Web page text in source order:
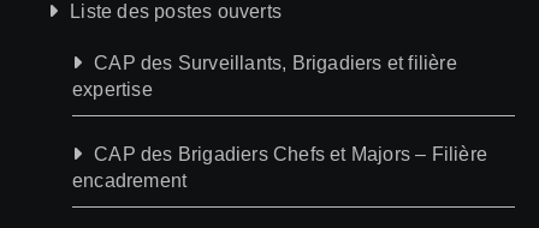
Liste des postes ouverts
CAP des Surveillants, Brigadiers et filière
expertise
CAP des Brigadiers Chefs et Majors – Filière
encadrement